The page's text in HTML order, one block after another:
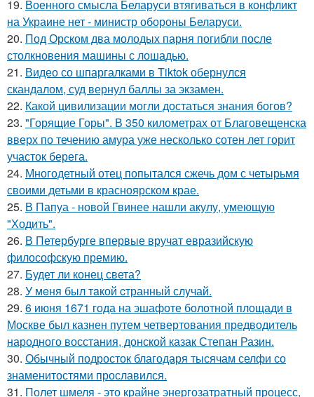
19. Военного смысла Беларуси втягиваться в конфликт
на Украине нет - министр обороны Беларуси.
20. Под Орском два молодых парня погибли после
столкновения машины с лошадью.
21. Видео со шпаргалками в Tiktok обернулся
скандалом, суд вернул баллы за экзамен.
22. Какой цивилизации могли достаться знания богов?
23. "Горящие Горы". В 350 километрах от Благовещенска
вверх по течению амура уже несколько сотен лет горит
участок берега.
24. Многодетный отец попытался сжечь дом с четырьмя
своими детьми в красноярском крае.
25. В Папуа - новой Гвинее нашли акулу, умеющую
"Ходить".
26. В Петербурге впервые вручат евразийскую
философскую премию.
27. Будет ли конец света?
28. У мeня был тaкой cтранный слyчай.
29. 6 июня 1671 года на эшафоте болотной площади в
Москве был казнен путем четвертования предводитель
народного восстания, донской казак Степан Разин.
30. Обычный подросток благодаря тысячам селфи со
знаменитостями прославился.
31. Полет шмеля - это крайне энергозатратный процесс,